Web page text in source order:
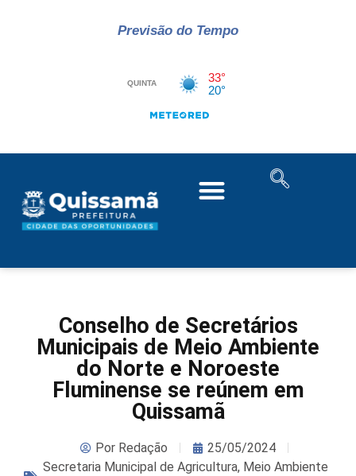
Previsão do Tempo
Conselho de Secretários
Municipais de Meio Ambiente
do Norte e Noroeste
Fluminense se reúnem em
Quissamã
PorRedação
25/05/2024
Secretaria Municipal de Agricultura, Meio Ambiente